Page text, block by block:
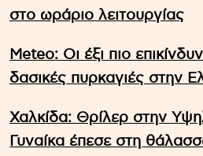
στο ωράριο λειτουργίας
Meteo: Οι έξι πιο
δασικές πυρκαγιές στην
Χαλκίδα: Θρίλερ στην
Γυναίκα έπεσε στη